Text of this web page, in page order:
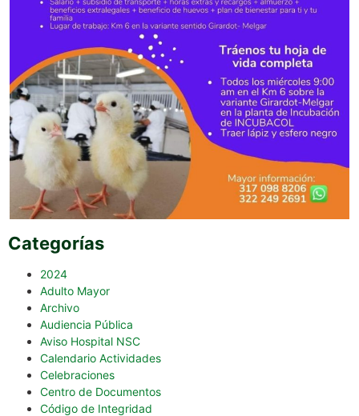
Categorías
2024
Adulto Mayor
Archivo
Audiencia Pública
Aviso Hospital NSC
Calendario Actividades
Celebraciones
Centro de Documentos
Código de Integridad